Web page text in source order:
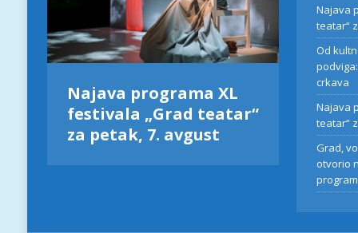
Najava programa XL
festivala „Grad teatar“
za petak, 7. avgust
Od
„Više
Najava
teatar“
Od
crkava
Najava
teatar“
Grad,
otvorio